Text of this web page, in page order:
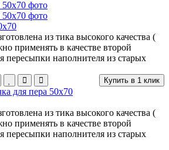
из тика высокого качества (
применять в качестве второй
пересыпки наполнителя из старых
Купить в 1 клик
для пера 50х70
из тика высокого качества (
применять в качестве второй
пересыпки наполнителя из старых